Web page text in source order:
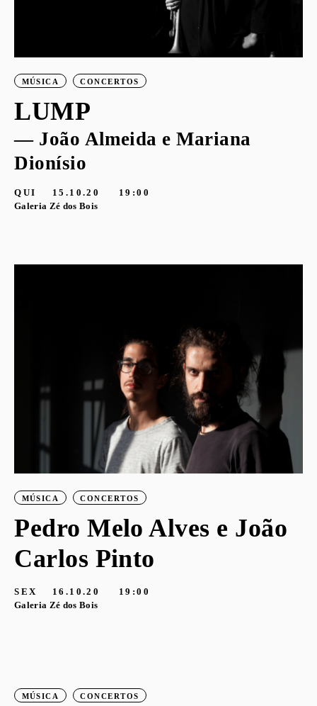
MÚSICA CONCERTOS
LUMP
— João Almeida e Mariana
Dionísio
QUI 15.10.20
19:00
Galeria Zé dos Bois
MÚSICA CONCERTOS
Pedro Melo Alves e João
Carlos Pinto
SEX 16.10.20
19:00
Galeria Zé dos Bois
MÚSICA CONCERTOS